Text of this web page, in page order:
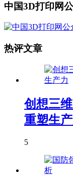
中国3D打印网
热评文章
创想三
重塑生
5